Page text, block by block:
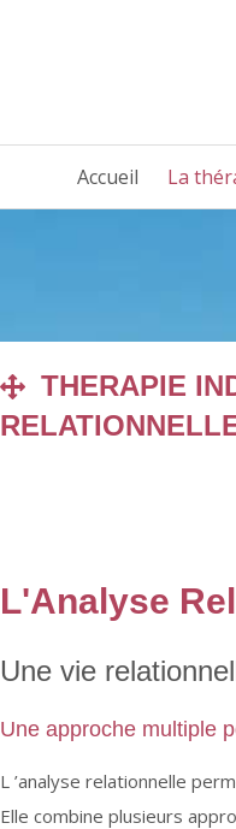
Accueil La
THERAPIE
L'Analyse
Une vie
Une approche multiple
L ’analyse relationnelle
Elle combine plusieurs